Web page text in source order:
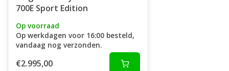
700E Sport Edition
Op voorraad
Op werkdagen voor 16:00 besteld,
vandaag nog verzonden.
€2.995,00